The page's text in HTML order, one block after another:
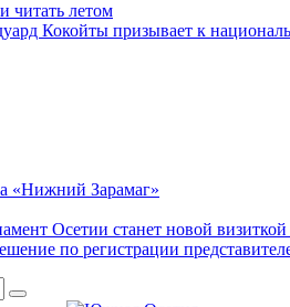
читать летом
Кокойты призывает к
«Нижний Зарамаг»
Осетии станет новой
по регистрации